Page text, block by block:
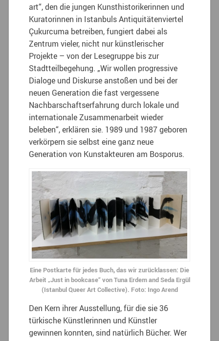
art“, den die jungen Kunsthistorikerinnen und
Kuratorinnen in Istanbuls Antiquitätenviertel
Çukurcuma betreiben, fungiert dabei als
Zentrum vieler, nicht nur künstlerischer
Projekte – von der Lesegruppe bis zur
Stadtteilbegehung. „Wir wollen progressive
Dialoge und Diskurse anstoßen und bei der
neuen Generation die fast vergessene
Nachbarschaftserfahrung durch lokale und
internationale Zusammenarbeit wieder
beleben“, erklären sie. 1989 und 1987 geboren
verkörpern sie selbst eine ganz neue
Generation von Kunstakteuren am Bosporus.
Eine Postkarte für jedes Buch, das wir zurücklassen: Die
Arbeit „Just in bookcase“ von Tuna Erdem and Seda Ergül
(Istanbul Queer Art Collective). Foto: Ingo Arend
Den Kern ihrer Ausstellung, für die sie 36
türkische Künstlerinnen und Künstler
gewinnen konnten, sind natürlich Bücher. Wer